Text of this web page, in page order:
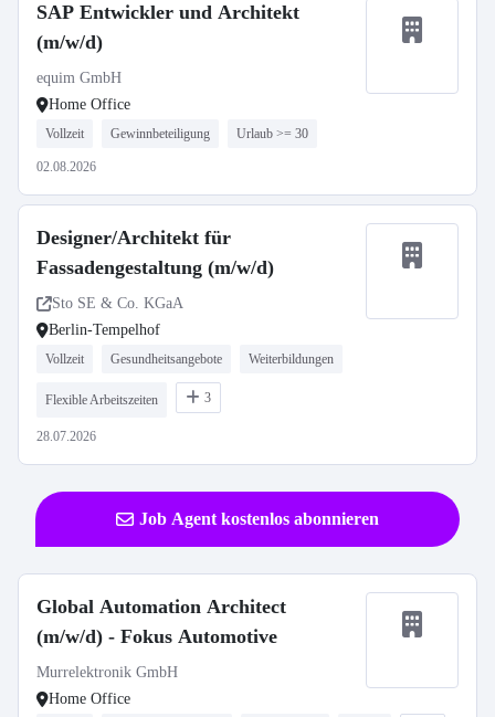
SAP Entwickler und Architekt
(m/w/d)
equim GmbH
Home Office
Vollzeit Gewinnbeteiligung Urlaub >= 30
02.08.2026
Designer/Architekt für
Fassadengestaltung (m/w/d)
Sto SE & Co. KGaA
Berlin-Tempelhof
Vollzeit Gesundheitsangebote Weiterbildungen
Flexible Arbeitszeiten 3
28.07.2026
Job Agent kostenlos abonnieren
Global Automation Architect
(m/w/d) - Fokus Automotive
Murrelektronik GmbH
Home Office